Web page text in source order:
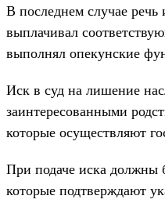
В последнем случае речь
выплачивал
выполнял опекунские
Иск в суд на лишение
заинтересованными
которые осуществляют
При подаче иска
которые подтверждают